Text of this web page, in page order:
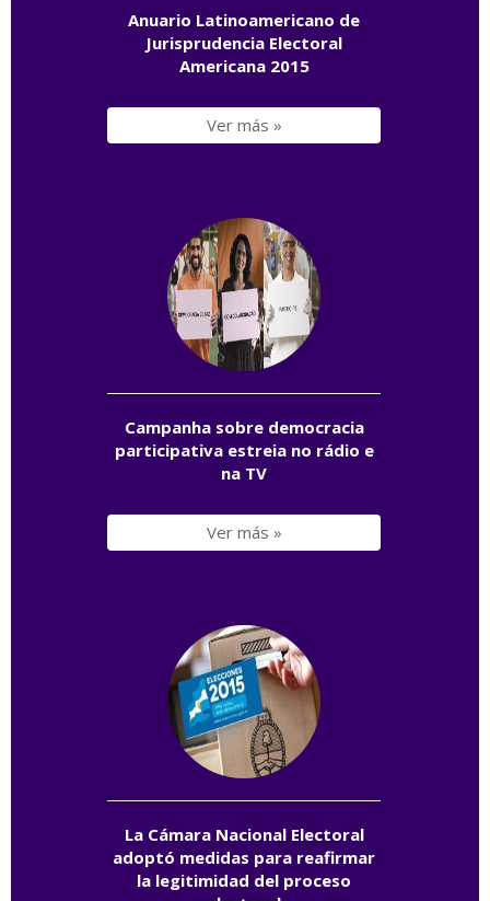
Anuario Latinoamericano de
Jurisprudencia Electoral
Americana 2015
Ver más »
Campanha sobre democracia
participativa estreia no rádio e
na TV
Ver más »
La Cámara Nacional Electoral
adoptó medidas para reafirmar
la legitimidad del proceso